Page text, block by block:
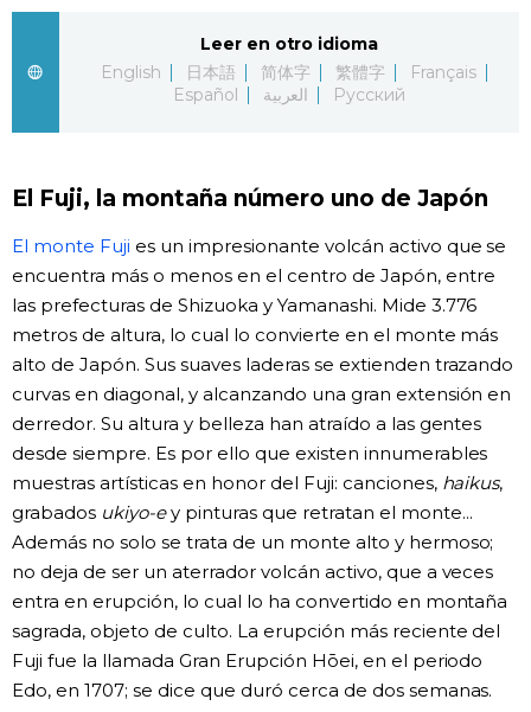
Más
Noticias
Datos de Japón
Fragmentos de Japón
Gente
Blog
Tokio
Avisos
Leer en otro idioma
English
日本語 简体字 繁體字
Français
Español
العربية Русский
El Fuji, la montaña número uno de Japón
El monte Fuji es un impresionante volcán activo que se
encuentra más o menos en el centro de Japón, entre
las prefecturas de Shizuoka y Yamanashi. Mide 3.776
metros de altura, lo cual lo convierte en el monte más
alto de Japón. Sus suaves laderas se extienden trazando
curvas en diagonal, y alcanzando una gran extensión en
derredor. Su altura y belleza han atraído a las gentes
desde siempre. Es por ello que existen innumerables
muestras artísticas en honor del Fuji: canciones, haikus,
grabados ukiyo-ey pinturas que retratan el monte...
Además no solo se trata de un monte alto y hermoso;
no deja de ser un aterrador volcán activo, que a veces
entra en erupción, lo cual lo ha convertido en montaña
sagrada, objeto de culto. La erupción más reciente del
Fuji fue la llamada Gran Erupción Hōei, en el periodo
Edo, en 1707; se dice que duró cerca de dos semanas.